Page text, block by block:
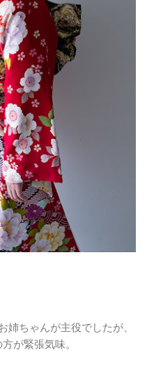
姉ちゃんが主役でしたが、
が緊張気味。